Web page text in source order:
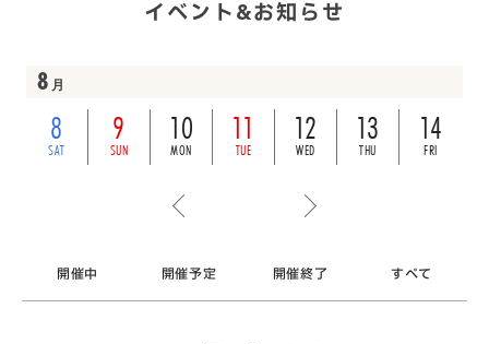
イベント&お知らせ
8 月
8
SAT
9
SUN
10
MON
11
TUE
12
WED
13
THU
14
FRI
開催中 開催予定 開催終了 すべて